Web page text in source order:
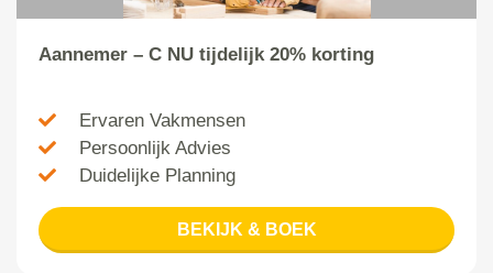
Aannemer – C NU tijdelijk 20% korting
Ervaren Vakmensen
Persoonlijk Advies
Duidelijke Planning
BEKIJK & BOEK